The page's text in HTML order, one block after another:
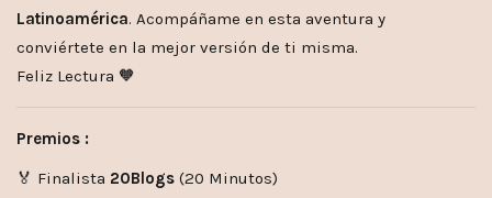
Latinoamérica. Acompáñame en esta aventura y
conviértete en la mejor versión de ti misma.
Feliz Lectura 🧡
Premios :
🏅 Finalista 20Blogs (20 Minutos)